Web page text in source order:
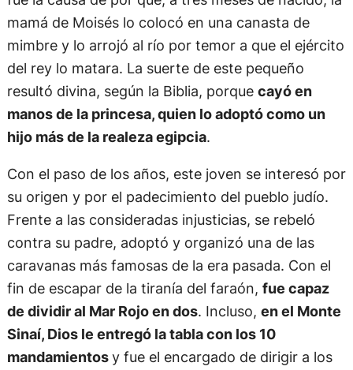
mamá de Moisés lo colocó en una canasta de
mimbre y lo arrojó al río por temor a que el ejército
del rey lo matara. La suerte de este pequeño
resultó divina, según la Biblia, porque cayó en
manos de la princesa, quien lo adoptó como un
hijo más de la realeza egipcia.
Con el paso de los años, este joven se interesó por
su origen y por el padecimiento del pueblo judío.
Frente a las consideradas injusticias, se rebeló
contra su padre, adoptó y organizó una de las
caravanas más famosas de la era pasada. Con el
fin de escapar de la tiranía del faraón, fue capaz
de dividir al Mar Rojo en dos. Incluso, en el Monte
Sinaí, Dios le entregó la tabla con los 10
mandamientosy fue el encargado de dirigir a los